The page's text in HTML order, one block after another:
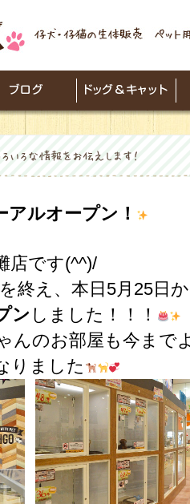
ルオープン！
店です(^^)/
終え、本日5月25日
ン しました！！！
んのお部屋も今まで
りました